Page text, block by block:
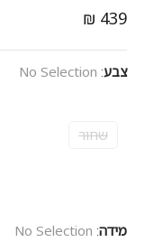
₪ 439
צבע:
No Selection
שחור
מידה:
No Selection